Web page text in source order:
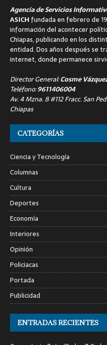
Agencia de Servicios
ASICH fundada en febrero de
información del acontecer
Chiapas, publicando en los
entidad. Dos años después se
internet, donde permanece
Director General:Cosme
Teléfono:9611406004
Av. 4 Mzna. 8 #112 Fracc. San
Chiapas
CATEGORÍAS
Ciencia y Tecnología
Columnas
Cultura
Deportes
Economía
Interiores
Opinión
Policiacas
Portada
Publicidad
ENTRADAS RECIENTES